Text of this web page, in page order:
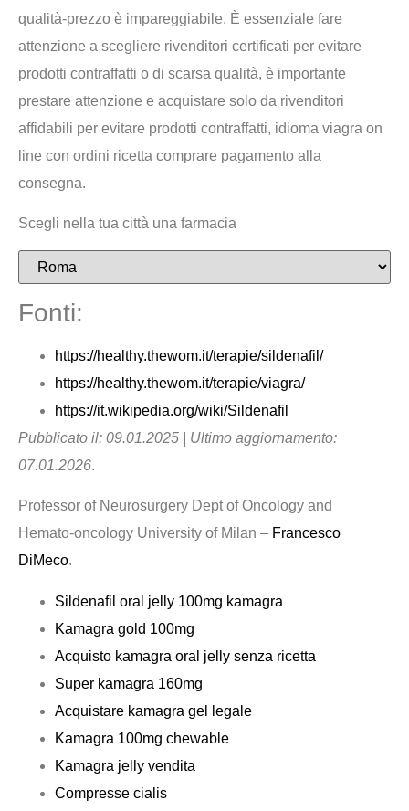
qualità-prezzo è impareggiabile. È essenziale fare
attenzione a scegliere rivenditori certificati per evitare
prodotti contraffatti o di scarsa qualità, è importante
prestare attenzione e acquistare solo da rivenditori
affidabili per evitare prodotti contraffatti, idioma viagra on
line con ordini ricetta comprare pagamento alla
consegna.
Scegli nella tua città una farmacia
Fonti:
https://healthy.thewom.it/terapie/sildenafil/
https://healthy.thewom.it/terapie/viagra/
https://it.wikipedia.org/wiki/Sildenafil
Pubblicato il: 09.01.2025 | Ultimo aggiornamento:
07.01.2026.
Professor of Neurosurgery Dept of Oncology and
Hemato-oncology University of Milan – Francesco
DiMeco.
Sildenafil oral jelly 100mg kamagra
Kamagra gold 100mg
Acquisto kamagra oral jelly senza ricetta
Super kamagra 160mg
Acquistare kamagra gel legale
Kamagra 100mg chewable
Kamagra jelly vendita
Compresse cialis